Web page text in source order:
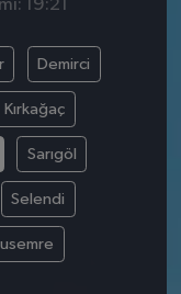
19:21
Demirci
Kırkağaç
Sarıgöl
Selendi